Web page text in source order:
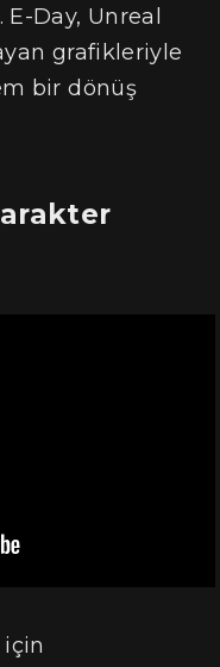
E-Day, Unreal
grafikleriyle
bir dönüş